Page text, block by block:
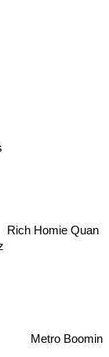
Metro Boomin